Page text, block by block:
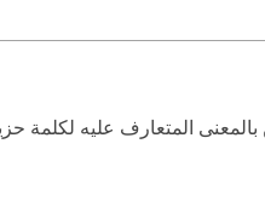
بالمعنى المتعارف عليه لكلمة